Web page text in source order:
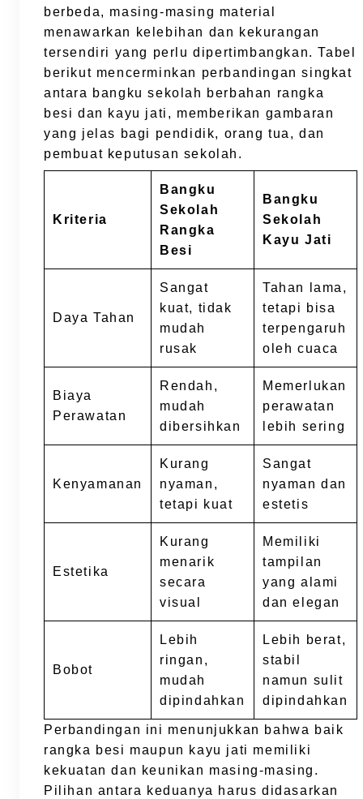
berbeda, masing-masing material
menawarkan kelebihan dan kekurangan
tersendiri yang perlu dipertimbangkan. Tabel
berikut mencerminkan perbandingan singkat
antara bangku sekolah berbahan rangka
besi dan kayu jati, memberikan gambaran
yang jelas bagi pendidik, orang tua, dan
pembuat keputusan sekolah.
Kriteria
Bangku
Sekolah
Rangka
Besi
Bangku
Sekolah
Kayu Jati
Daya Tahan
Sangat
kuat, tidak
mudah
rusak
Tahan lama,
tetapi bisa
terpengaruh
oleh cuaca
Biaya
Perawatan
Rendah,
mudah
dibersihkan
Memerlukan
perawatan
lebih sering
Kenyamanan
Kurang
nyaman,
tetapi kuat
Sangat
nyaman dan
estetis
Estetika
Kurang
menarik
secara
visual
Memiliki
tampilan
yang alami
dan elegan
Bobot
Lebih
ringan,
mudah
dipindahkan
Lebih berat,
stabil
namun sulit
dipindahkan
Perbandingan ini menunjukkan bahwa baik
rangka besi maupun kayu jati memiliki
kekuatan dan keunikan masing-masing.
Pilihan antara keduanya harus didasarkan